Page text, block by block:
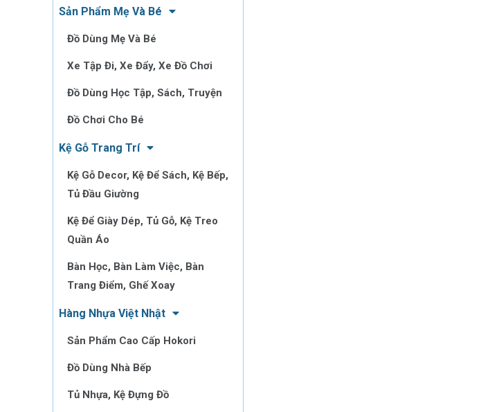
Sản Phẩm Mẹ Và Bé
Đồ Dùng Mẹ Và Bé
Xe Tập Đi, Xe Đẩy, Xe Đồ Chơi
Đồ Dùng Học Tập, Sách, Truyện
Đồ Chơi Cho Bé
Kệ Gỗ Trang Trí
Kệ Gỗ Decor, Kệ Để Sách, Kệ Bếp,
Tủ Đầu Giường
Kệ Để Giày Dép, Tủ Gỗ, Kệ Treo
Quần Áo
Bàn Học, Bàn Làm Việc, Bàn
Trang Điểm, Ghế Xoay
Hàng Nhựa Việt Nhật
Sản Phẩm Cao Cấp Hokori
Đồ Dùng Nhà Bếp
Tủ Nhựa, Kệ Đựng Đồ